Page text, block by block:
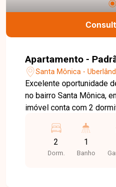
Apartamento -
Santa Mônica -
Excelente oportunidade
no bairro Santa Mônica,
imóvel conta com 2
sua família. Com uma
apartamento é ideal para
aconchegante e bem
2
Dorm.
1
Banho